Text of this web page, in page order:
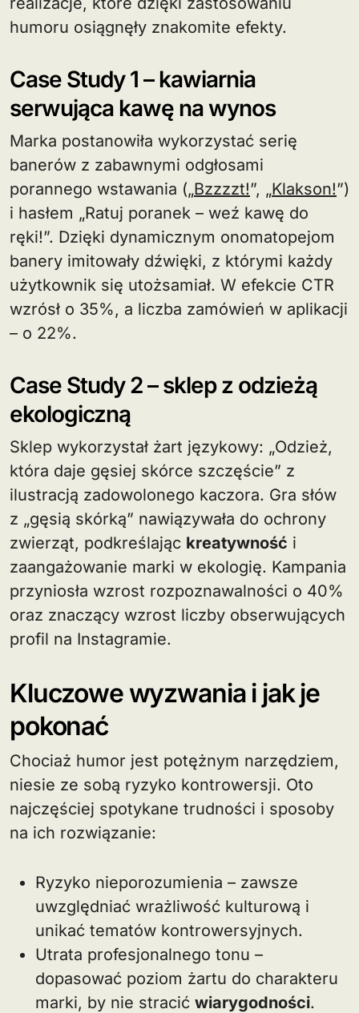
humoru osiągnęły znakomite efekty.
Case Study 1 – kawiarnia
serwująca kawę na wynos
Marka postanowiła wykorzystać serię
banerów z zabawnymi odgłosami
porannego wstawania („Bzzzzt!”, „Klakson!”)
i hasłem „Ratuj poranek – weź kawę do
ręki!”. Dzięki dynamicznym onomatopejom
banery imitowały dźwięki, z którymi każdy
użytkownik się utożsamiał. W efekcie CTR
wzrósł o 35%, a liczba zamówień w aplikacji
– o 22%.
Case Study 2 – sklep z odzieżą
ekologiczną
Sklep wykorzystał żart językowy: „Odzież,
która daje gęsiej skórce szczęście” z
ilustracją zadowolonego kaczora. Gra słów
z „gęsią skórką” nawiązywała do ochrony
zwierząt, podkreślając kreatywność i
zaangażowanie marki w ekologię. Kampania
przyniosła wzrost rozpoznawalności o 40%
oraz znaczący wzrost liczby obserwujących
profil na Instagramie.
Kluczowe wyzwania i jak je
pokonać
Chociaż humor jest potężnym narzędziem,
niesie ze sobą ryzyko kontrowersji. Oto
najczęściej spotykane trudności i sposoby
na ich rozwiązanie:
Ryzyko nieporozumienia – zawsze
uwzględniać wrażliwość kulturową i
unikać tematów kontrowersyjnych.
Utrata profesjonalnego tonu –
dopasować poziom żartu do charakteru
marki, by nie stracić wiarygodności.